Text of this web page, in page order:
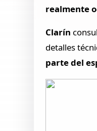
realmente
Clarín
detalles
parte del